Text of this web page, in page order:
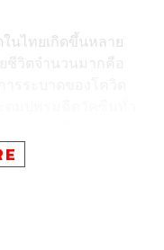
นไทยเกิดขึ้นหลาย
ชีวิตจำนวนมากคือ
โควิดในประเทศราย